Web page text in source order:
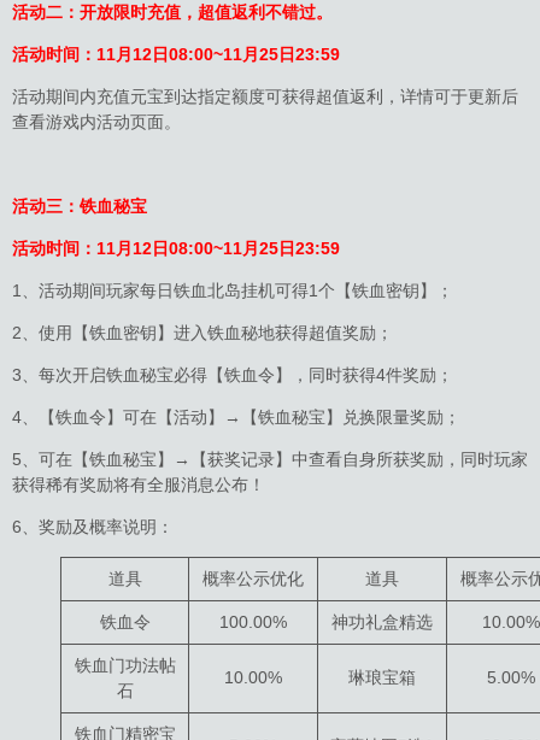
活动二：开放限时充值，超值返利不错过。
活动时间： 11月12日08:00~11月25日23:59
活动期间内充值元宝到达指定额度可获得超值返利，详情可于更新后
查看游戏内活动页面。
活动三：铁血秘宝
活动时间： 11月12日08:00~11月25日23:59
1、活动期间玩家每日铁血北岛挂机可得1个【铁血密钥】；
2、使用【铁血密钥】进入铁血秘地获得超值奖励；
3、每次开启铁血秘宝必得【铁血令】，同时获得4件奖励；
4、【铁血令】可在【活动】→【铁血秘宝】兑换限量奖励；
5、可在【铁血秘宝】→【获奖记录】中查看自身所获奖励，同时玩家
获得稀有奖励将有全服消息公布！
6、奖励及概率说明：
道具 概率公示优化 道具 概率公示
铁血令 100.00% 神功礼盒精选 10.00%
铁血门功法帖
石
10.00% 琳琅宝箱 5.00%
铁血门精密宝